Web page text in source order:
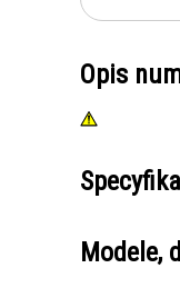
Opis
Modele,